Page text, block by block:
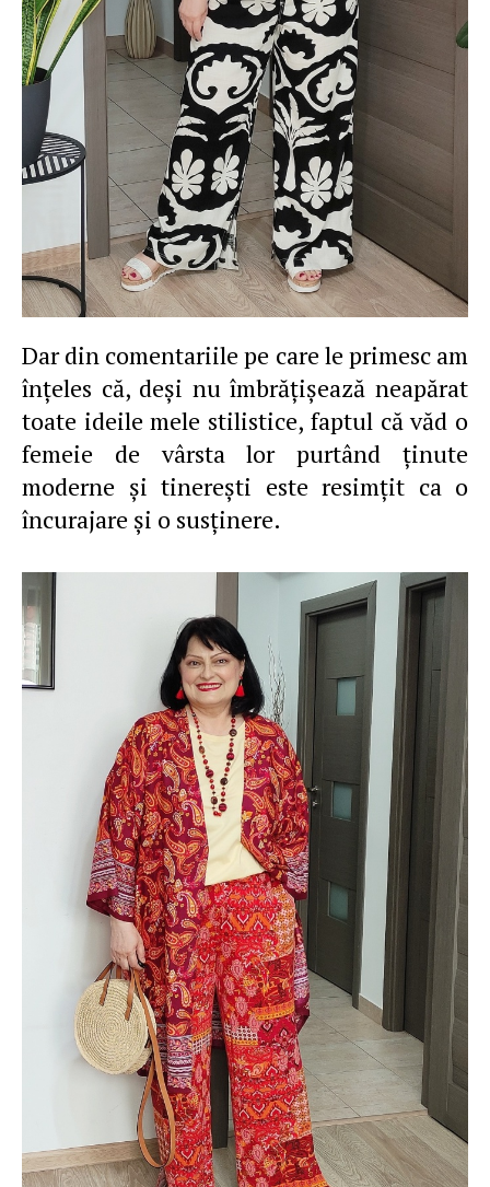
Dar din comentariile pe care le primesc am
înţeles că, deşi nu îmbrăţişează neapărat
toate ideile mele stilistice, faptul că văd o
femeie de vârsta lor purtând ţinute
moderne şi tinereşti este resimţit ca o
încurajare şi o susţinere.